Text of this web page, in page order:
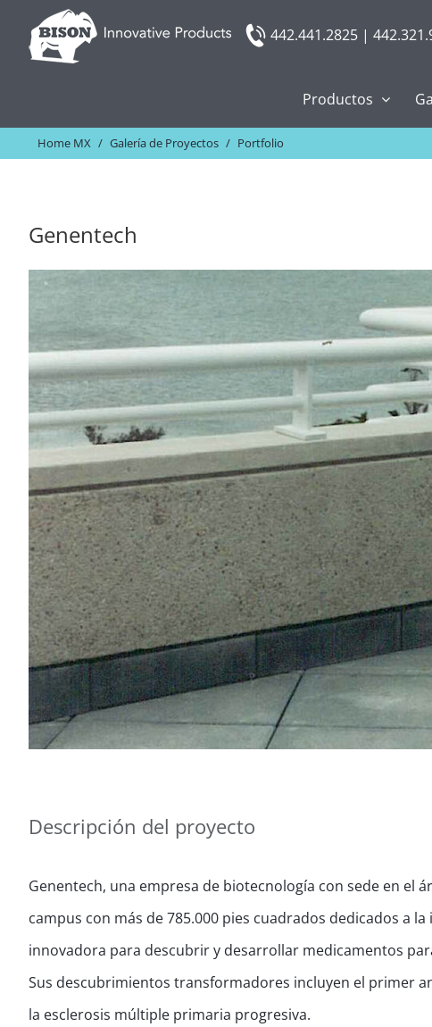
442.441.2825 |
Productos
Home MX / Galería de Proyectos / Portfolio
Genentech
Descripción del proyecto
Genentech, una empresa de biotecnología con sede en el
campus con más de 785.000 pies cuadrados dedicados a
innovadora para descubrir y desarrollar medicamentos
Sus descubrimientos transformadores incluyen el primer
la esclerosis múltiple primaria progresiva.